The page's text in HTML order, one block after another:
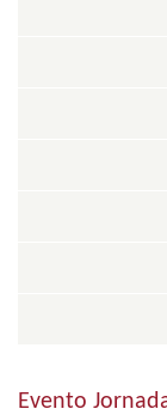
Evento